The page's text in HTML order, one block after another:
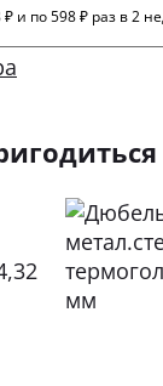
и по 598 ₽ раз в 2